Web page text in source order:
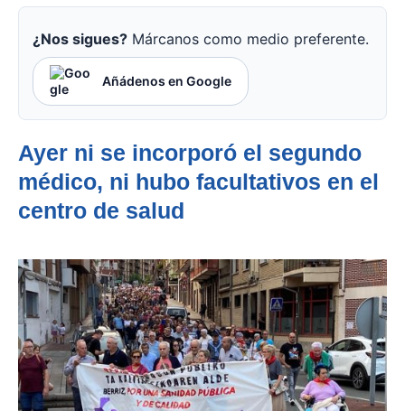
¿Nos sigues? Márcanos como medio preferente.
Añádenos en Google
Ayer ni se incorporó el segundo
médico, ni hubo facultativos en el
centro de salud